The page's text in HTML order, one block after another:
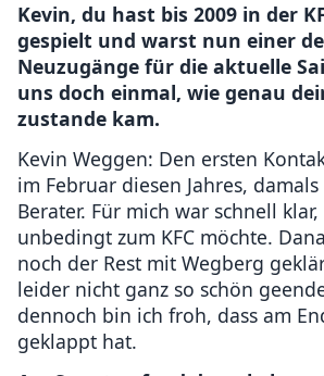
Kevin, du hast bis 2009 in der
gespielt und warst nun einer
Neuzugänge für die aktuelle
uns doch einmal, wie genau
zustande kam.
Kevin Weggen: Den ersten
im Februar diesen Jahres,
Berater. Für mich war schnell klar,
unbedingt zum KFC möchte.
noch der Rest mit Wegberg
leider nicht ganz so schön
dennoch bin ich froh, dass am
geklappt hat.